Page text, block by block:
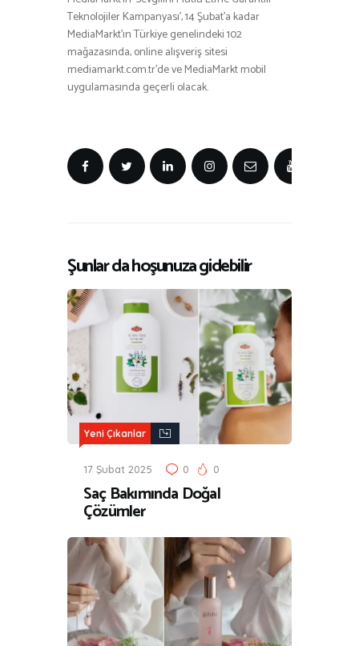
Teknolojiler Kampanyası’, 14 Şubat’a kadar
MediaMarkt’ın Türkiye genelindeki 102
mağazasında, online alışveriş sitesi
mediamarkt.com.tr’de ve MediaMarkt mobil
uygulamasında geçerli olacak.
Şunlar da hoşunuza gidebilir
Yeni Çıkanlar
17 Şubat 2025 0 0
Saç Bakımında Doğal
Çözümler